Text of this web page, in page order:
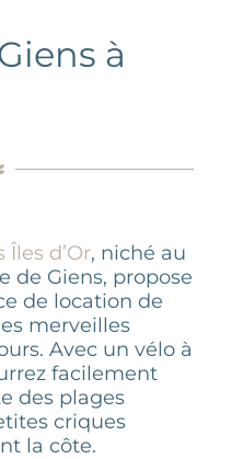
à
Îles d’Or, niché au
de Giens, propose
de location de
merveilles
Avec un vélo à
facilement
des plages
criques
la côte.